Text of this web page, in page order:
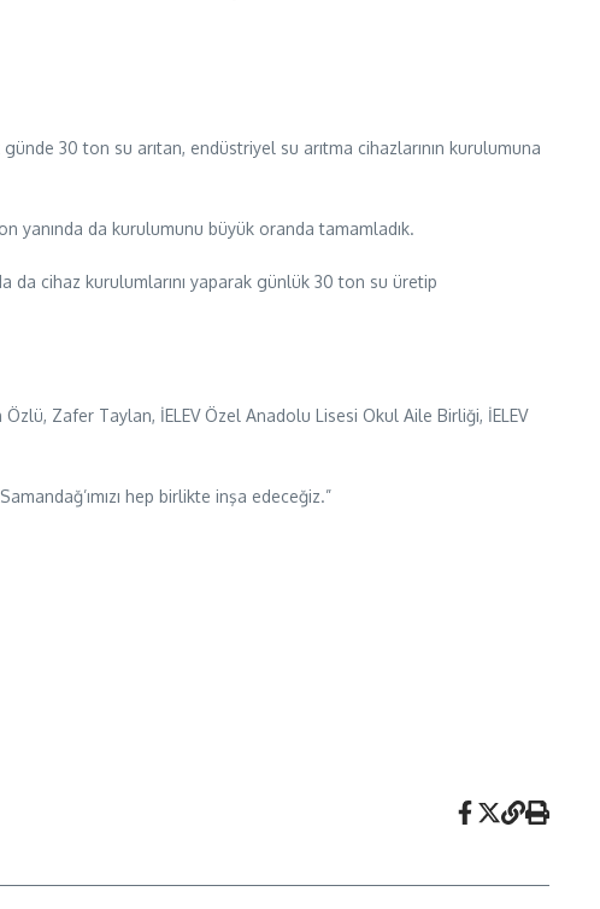
30 ton su arıtan, endüstriyel su arıtma cihazlarının kurulumuna
yanında da kurulumunu büyük oranda tamamladık.
da cihaz kurulumlarını yaparak günlük 30 ton su üretip
Zafer Taylan, İELEV Özel Anadolu Lisesi Okul Aile Birliği, İELEV
hep birlikte inşa edeceğiz.”